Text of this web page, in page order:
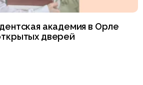
академия в Орле
дверей